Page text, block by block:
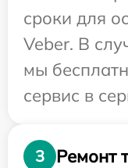
сроки для
Veber. В
мы
сервис в
3
Ремонт